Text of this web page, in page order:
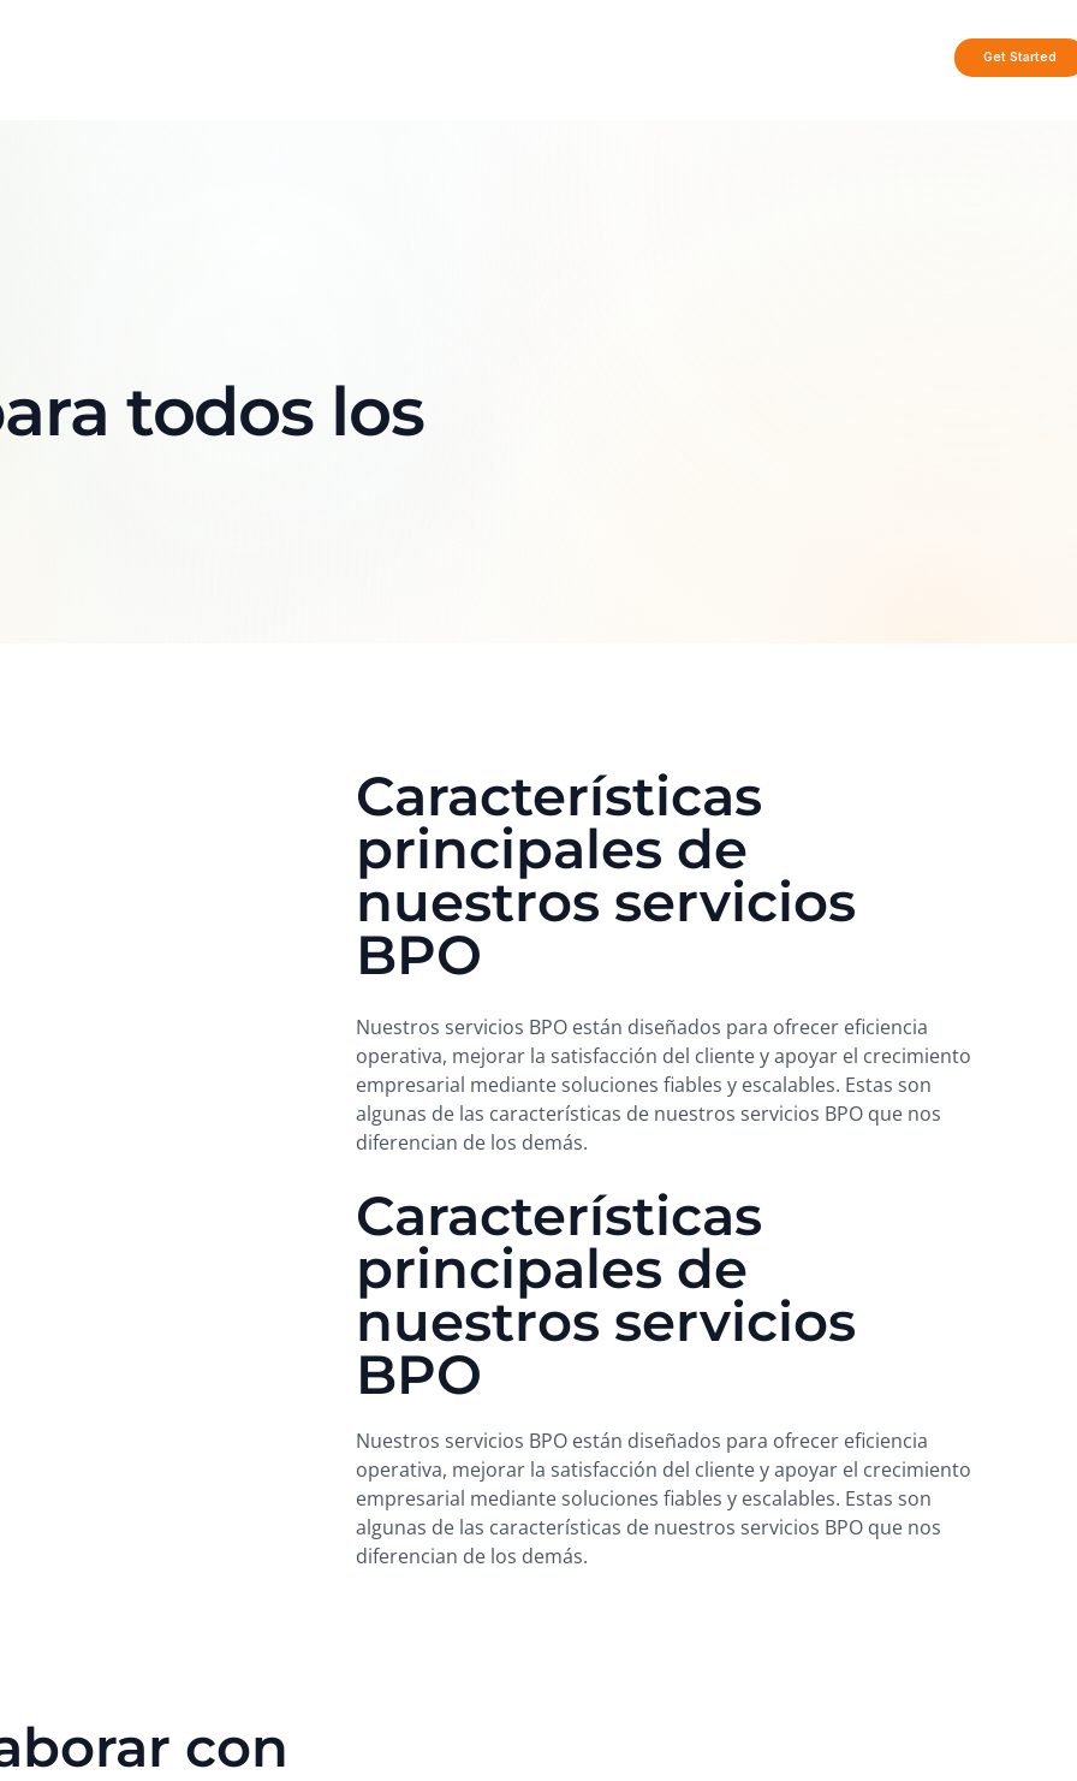
Get Started
todos los
Características
principales de
nuestros servicios
BPO
Nuestros servicios BPO están diseñados para ofrecer eficiencia
operativa, mejorar la satisfacción del cliente y apoyar el crecimiento
empresarial mediante soluciones fiables y escalables. Estas son
algunas de las características de nuestros servicios BPO que nos
diferencian de los demás.
Características
principales de
nuestros servicios
BPO
Nuestros servicios BPO están diseñados para ofrecer eficiencia
operativa, mejorar la satisfacción del cliente y apoyar el crecimiento
empresarial mediante soluciones fiables y escalables. Estas son
algunas de las características de nuestros servicios BPO que nos
diferencian de los demás.
con